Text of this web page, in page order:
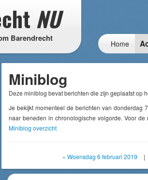
NU
Barendrecht
Home
Miniblog
Deze miniblog bevat berichten die zijn geplaatst op
Je bekijkt momenteel de berichten van donderdag
naar beneden in chronologische volgorde. Voor
Miniblog overzicht
« Woensdag 6 februari 2019 |